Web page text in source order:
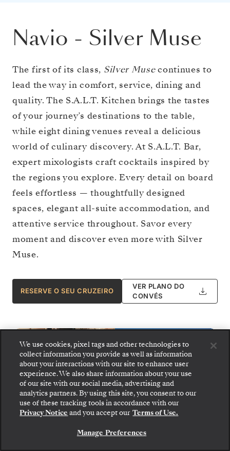
Navio - Silver Muse
The first of its class, Silver Musecontinues to
lead the way in comfort, service, dining and
quality. The S.A.L.T. Kitchen brings the tastes
of your journey’s destinations to the table,
while eight dining venues reveal a delicious
world of culinary discovery. At S.A.L.T. Bar,
expert mixologists craft cocktails inspired by
the regions you explore. Every detail on board
feels effortless — thoughtfully designed
spaces, elegant all-suite accommodation, and
attentive service throughout. Savor every
moment and discover even more with Silver
Muse.
RESERVE O SEU CRUZEIRO
VER PLANO DO
CONVÉS
We use cookies, pixel tags and other technologies to
collect information you provide as well as information
about your interactions with our site to enhance user
experience. We also share information about your use
of our site with our social media, advertising and
analytics partners. By using this site, you consent to our
use of these tracking tools in accordance with our
Privacy Notice and you accept our Terms of Use.
Manage Preferences